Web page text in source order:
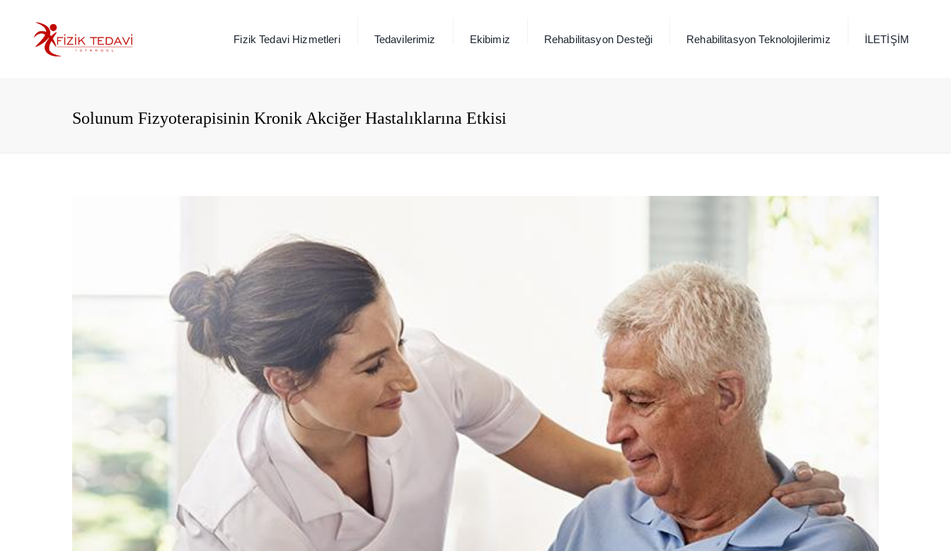
Fizik Tedavi Hizmetleri Tedavilerimiz Ekibimiz Rehabilitasyon Desteği Rehabilitasyon Teknolojilerimiz İLETİŞİM
Solunum Fizyoterapisinin Kronik Akciğer Hastalıklarına Etkisi